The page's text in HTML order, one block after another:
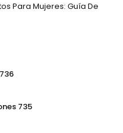
Para Mujeres: Guía De
735